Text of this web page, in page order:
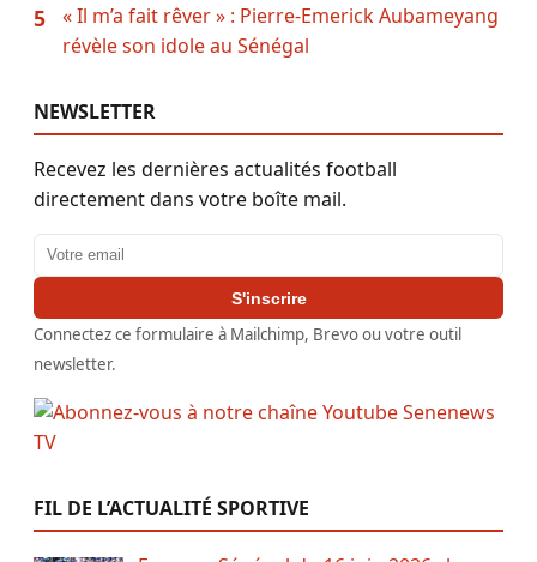
5
« Il m’a fait rêver » : Pierre-Emerick Aubameyang
révèle son idole au Sénégal
NEWSLETTER
Recevez les dernières actualités football
directement dans votre boîte mail.
Adresse email
S'inscrire
Connectez ce formulaire à Mailchimp, Brevo ou votre outil
newsletter.
FIL DE L’ACTUALITÉ SPORTIVE